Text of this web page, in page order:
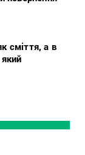
сміття, а в